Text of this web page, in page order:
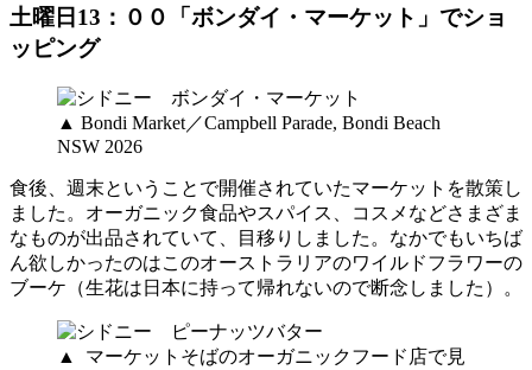
土曜日13：００「ボンダイ・マーケット」でショ
ッピング
▲ Bondi Market／Campbell Parade, Bondi Beach
NSW 2026
食後、週末ということで開催されていたマーケットを散策し
ました。オーガニック食品やスパイス、コスメなどさまざま
なものが出品されていて、目移りしました。なかでもいちば
ん欲しかったのはこのオーストラリアのワイルドフラワーの
ブーケ（生花は日本に持って帰れないので断念しました）。
▲ マーケットそばのオーガニックフード店で見